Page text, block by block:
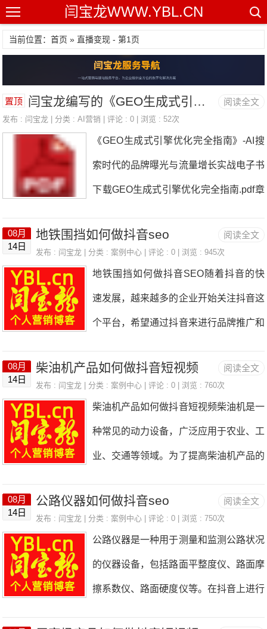
闫宝龙WWW.YBL.CN
当前位置：首页 » 直播变现 - 第1页
阅读全文
置顶 闫宝龙编写的《GEO生成式引擎优化完全指南》-AI搜索时代的品牌曝光与流量增长实战3.5万字电子书下载
发布 : 闫宝龙 | 分类 :AI营销 | 评论 : 0 | 浏览 : 52次
《GEO生成式引擎优化完全指南》-AI搜
索时代的品牌曝光与流量增长实战电子书
下载GEO生成式引擎优化完全指南.pdf章
从SEO到GEO的范式转移，市场数据与
矩阵第四章结构化数据与SchemaJSON-
LD实战部署，8大核心Schema类型详解
第五章权威信源建设S/A/B/C四级信源矩
阵，官网优化与全平台分发第六章GEO
工具与平台监测工具、内容工具、服务商
电商、B2B、教育、医疗、金融、本地生
阅读全文
08月
14日
地铁围挡如何做抖音seo
发布 : 闫宝龙 | 分类 :案例中心 | 评论 : 0 | 浏览 : 945次
地铁围挡如何做抖音SEO随着抖音的快
速发展，越来越多的企业开始关注抖音这
个平台，希望通过抖音来进行品牌推广和
外广告媒体，也可以通过抖音来进行推
为一种广告媒体，可以通过抖音来展示广
告内容，吸引用户的关注。在选择内容
时，要注意以下几点：1.与目标用户相
关：要选择与目标用户相关的内容，以吸
引他们的关注。比如，如果目标用户是年
阅读全文
08月
14日
柴油机产品如何做抖音短视频
发布 : 闫宝龙 | 分类 :案例中心 | 评论 : 0 | 浏览 : 760次
柴油机产品如何做抖音短视频柴油机是一
种常见的动力设备，广泛应用于农业、工
业、交通等领域。为了提高柴油机产品的
频来进行宣传和推广。下面将介绍柴油机
备用户等，因此可以从这些人群的需求和
阅读全文
08月
14日
公路仪器如何做抖音seo
发布 : 闫宝龙 | 分类 :案例中心 | 评论 : 0 | 浏览 : 750次
公路仪器是一种用于测量和监测公路状况
的仪器设备，包括路面平整度仪、路面摩
擦系数仪、路面硬度仪等。在抖音上进行